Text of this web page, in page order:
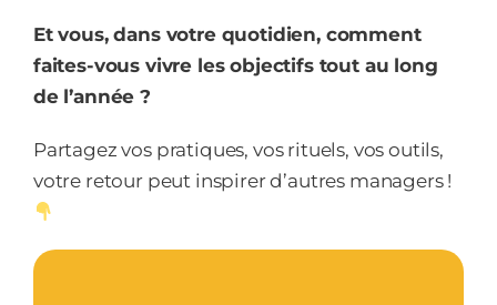
Et vous, dans votre quotidien, comment
faites-vous vivre les objectifs tout au long
de l’année ?
Partagez vos pratiques, vos rituels, vos outils,
votre retour peut inspirer d’autres managers !